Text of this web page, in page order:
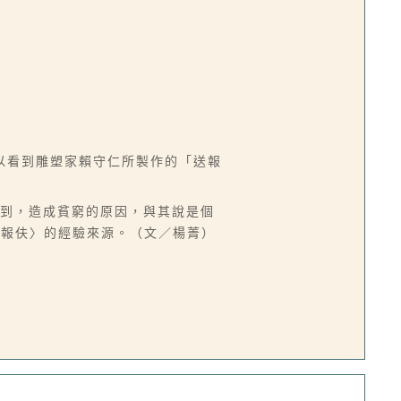
到雕塑家賴守仁所製作的「送報
，造成貧窮的原因，與其說是個
伕〉的經驗來源。（文／楊菁）